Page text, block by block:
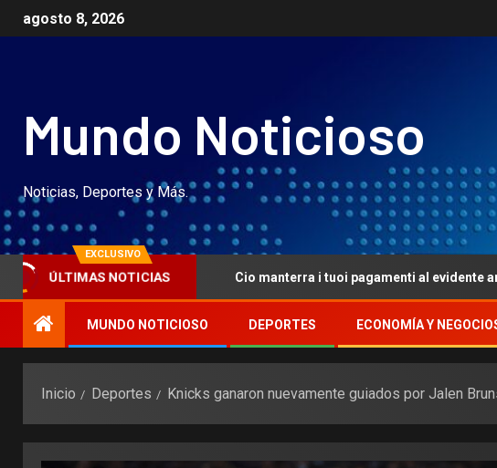
agosto 8, 2026
Mundo Noticioso
Noticias, Deportes y Más.
EXCLUSIVO
ÚLTIMAS NOTICIAS
191946 Cio manterra i tuoi pagamenti al evidente ancora
MUNDO NOTICIOSO DEPORTES ECONOMÍA Y
Inicio Deportes Knicks ganaron nuevamente guiados por Jalen